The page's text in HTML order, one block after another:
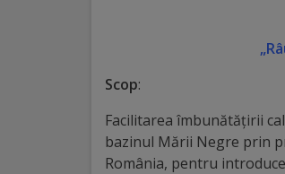
Cetățeni
Scop:
Facilitarea îmbunătățirii
bazinul Mării Negre prin
România, pentru